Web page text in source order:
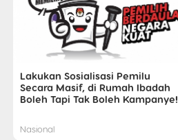
Lakukan Sosialisasi Pemilu
Secara Masif, di Rumah Ibadah
Boleh Tapi Tak Boleh Kampanye!
Nasional